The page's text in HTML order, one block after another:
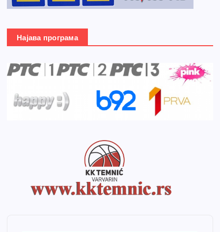
Најава програма